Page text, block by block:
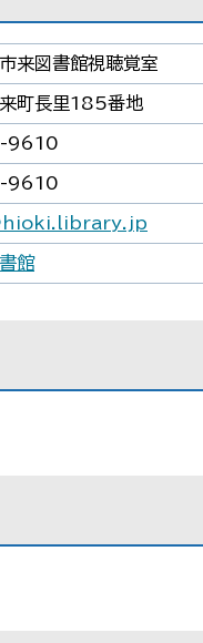
来図書館視聴覚室
町長里185番地
9610
9610
館